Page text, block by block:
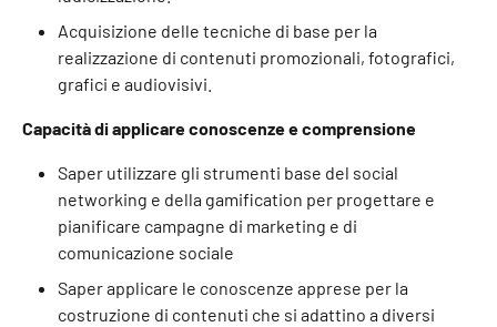
Acquisizione delle tecniche di base per la
realizzazione di contenuti promozionali, fotografici,
grafici e audiovisivi.
Capacità di applicare conoscenze e comprensione
Saper utilizzare gli strumenti base del social
networking e della gamification per progettare e
pianificare campagne di marketing e di
comunicazione sociale
Saper applicare le conoscenze apprese per la
costruzione di contenuti che si adattino a diversi